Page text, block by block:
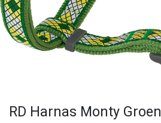
RD Harnas Monty